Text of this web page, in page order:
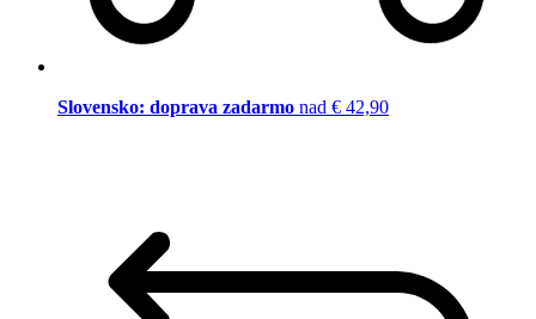
Slovensko: doprava zadarmo nad € 42,90